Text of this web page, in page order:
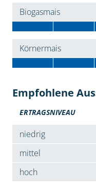
Biogasmais
Körnermais
Empfohlene
ERTRAGSNIVEAU
niedrig
mittel
hoch